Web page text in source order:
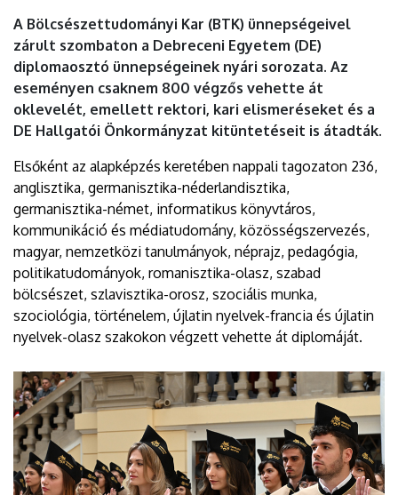
A Bölcsészettudományi Kar (BTK) ünnepségeivel
zárult szombaton a Debreceni Egyetem (DE)
diplomaosztó ünnepségeinek nyári sorozata. Az
eseményen csaknem 800 végzős vehette át
oklevelét, emellett rektori, kari elismeréseket és a
DE Hallgatói Önkormányzat kitüntetéseit is átadták.
Elsőként az alapképzés keretében nappali tagozaton 236,
anglisztika, germanisztika-néderlandisztika,
germanisztika-német, informatikus könyvtáros,
kommunikáció és médiatudomány, közösségszervezés,
magyar, nemzetközi tanulmányok, néprajz, pedagógia,
politikatudományok, romanisztika-olasz, szabad
bölcsészet, szlavisztika-orosz, szociális munka,
szociológia, történelem, újlatin nyelvek-francia és újlatin
nyelvek-olasz szakokon végzett vehette át diplomáját.